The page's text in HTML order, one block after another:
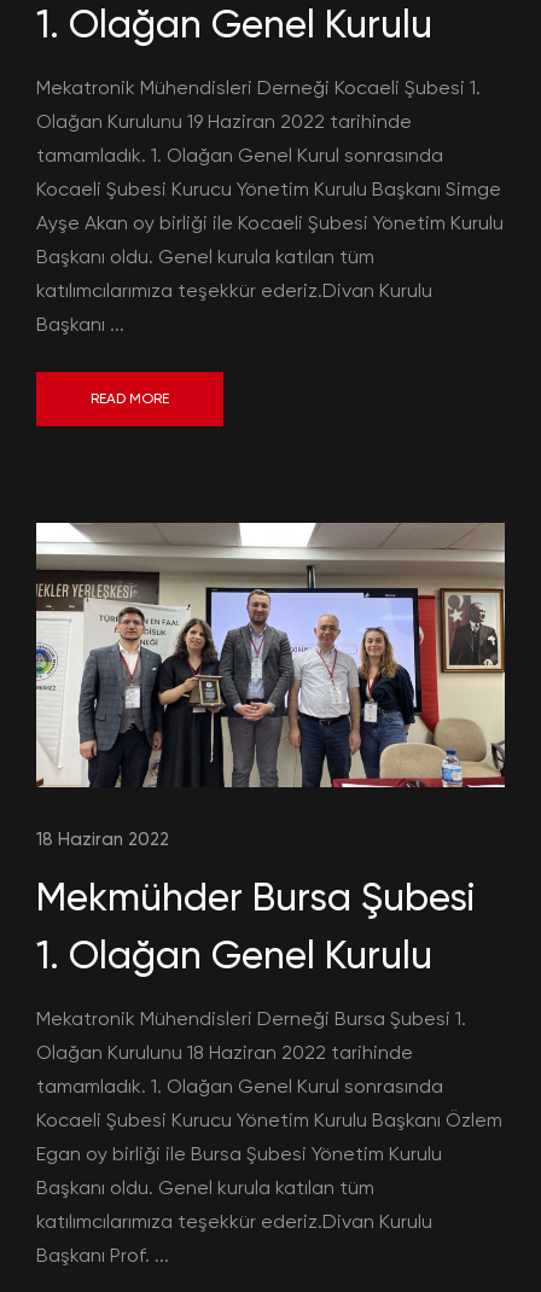
1. Olağan Genel Kurulu
Mekatronik Mühendisleri Derneği Kocaeli Şubesi 1.
Olağan Kurulunu 19 Haziran 2022 tarihinde
tamamladık. 1. Olağan Genel Kurul sonrasında
Kocaeli Şubesi Kurucu Yönetim Kurulu Başkanı Simge
Ayşe Akan oy birliği ile Kocaeli Şubesi Yönetim Kurulu
Başkanı oldu. Genel kurula katılan tüm
katılımcılarımıza teşekkür ederiz.Divan Kurulu
Başkanı ...
READ MORE
18 Haziran 2022
Mekmühder Bursa Şubesi
1. Olağan Genel Kurulu
Mekatronik Mühendisleri Derneği Bursa Şubesi 1.
Olağan Kurulunu 18 Haziran 2022 tarihinde
tamamladık. 1. Olağan Genel Kurul sonrasında
Kocaeli Şubesi Kurucu Yönetim Kurulu Başkanı Özlem
Egan oy birliği ile Bursa Şubesi Yönetim Kurulu
Başkanı oldu. Genel kurula katılan tüm
katılımcılarımıza teşekkür ederiz.Divan Kurulu
Başkanı Prof. ...